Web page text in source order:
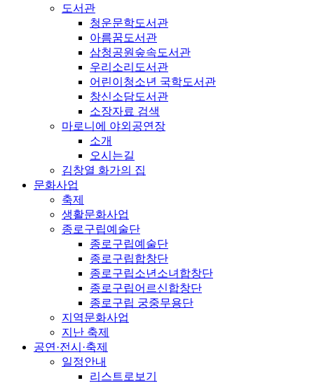
도서관
청운문학도서관
아름꿈도서관
삼청공원숲속도서관
우리소리도서관
어린이청소년 국학도서관
창신소담도서관
소장자료 검색
마로니에 야외공연장
소개
오시는길
김창열 화가의 집
문화사업
축제
생활문화사업
종로구립예술단
종로구립예술단
종로구립합창단
종로구립소년소녀합창단
종로구립어르신합창단
종로구립 궁중무용단
지역문화사업
지난 축제
공연·전시·축제
일정안내
리스트로보기